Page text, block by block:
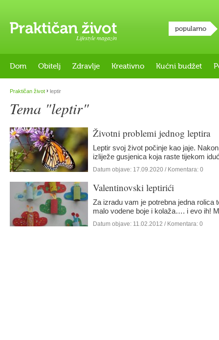
Lifestyle magazin
popularno
Dom Obitelj Zdravlje Kreativno Kućni budžet
Praktičan život › leptir
Tema "leptir"
Životni problemi jednog leptira
Leptir svoj život počinje kao jaje.
izliježe gusjenica koja raste tijekom
Datum objave: 17.09.2020 / Komentara: 0
Valentinovski leptirići
Za izradu vam je potrebna jedna rolica
malo vodene boje i kolaža…. i evo ih!
Datum objave: 11.02.2012 / Komentara: 0